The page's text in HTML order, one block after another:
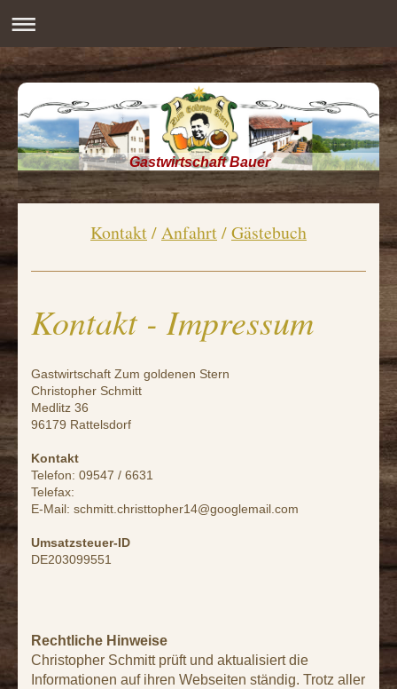
Gastwirtschaft Bauer
Kontakt/Anfahrt/Gästebuch
Kontakt - Impressum
Gastwirtschaft Zum goldenen Stern
Christopher Schmitt
Medlitz 36
96179 Rattelsdorf
Kontakt
Telefon: 09547 / 6631
Telefax:
E-Mail: schmitt.christtopher14@googlemail.com
Umsatzsteuer-ID
DE203099551
Rechtliche Hinweise
Christopher Schmitt prüft und aktualisiert die
Informationen auf ihren Webseiten ständig. Trotz aller